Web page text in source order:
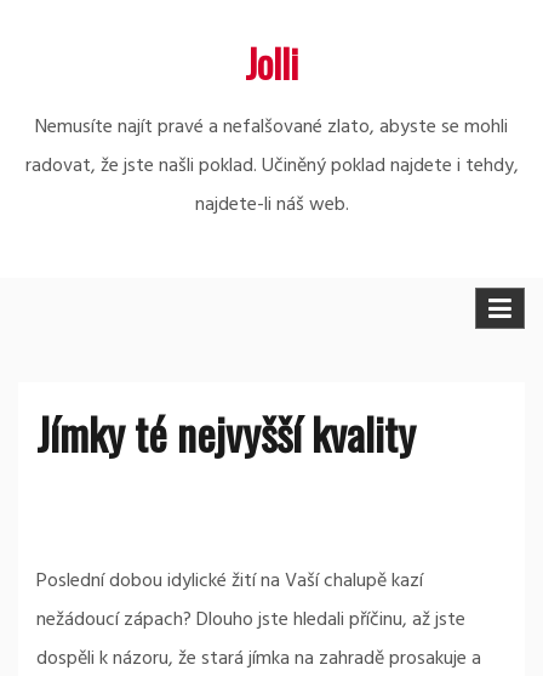
Jolli
Nemusíte najít pravé a nefalšované zlato, abyste se mohli
radovat, že jste našli poklad. Učiněný poklad najdete i tehdy,
najdete-li náš web.
Jímky té nejvyšší kvality
Poslední dobou idylické žití na Vaší chalupě kazí
nežádoucí zápach? Dlouho jste hledali příčinu, až jste
dospěli k názoru, že stará jímka na zahradě prosakuje a